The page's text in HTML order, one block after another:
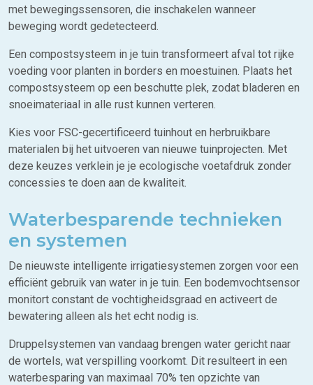
met bewegingssensoren, die inschakelen wanneer
beweging wordt gedetecteerd.
Een compostsysteem in je tuin transformeert afval tot rijke
voeding voor planten in borders en moestuinen. Plaats het
compostsysteem op een beschutte plek, zodat bladeren en
snoeimateriaal in alle rust kunnen verteren.
Kies voor FSC-gecertificeerd tuinhout en herbruikbare
materialen bij het uitvoeren van nieuwe tuinprojecten. Met
deze keuzes verklein je je ecologische voetafdruk zonder
concessies te doen aan de kwaliteit.
Waterbesparende technieken
en systemen
De nieuwste intelligente irrigatiesystemen zorgen voor een
efficiënt gebruik van water in je tuin. Een bodemvochtsensor
monitort constant de vochtigheidsgraad en activeert de
bewatering alleen als het echt nodig is.
Druppelsystemen van vandaag brengen water gericht naar
de wortels, wat verspilling voorkomt. Dit resulteert in een
waterbesparing van maximaal 70% ten opzichte van